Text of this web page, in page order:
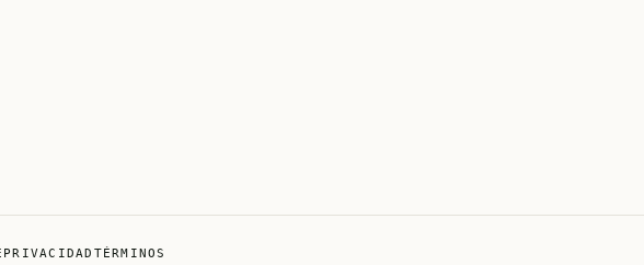
PRIVACIDAD TÉRMINOS